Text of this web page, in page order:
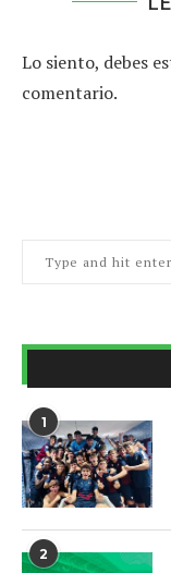
Lo siento, debes
comentario.
1
2